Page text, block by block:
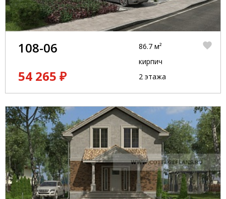
108-06
54 265 ₽
86.7 м²
кирпич
2 этажа